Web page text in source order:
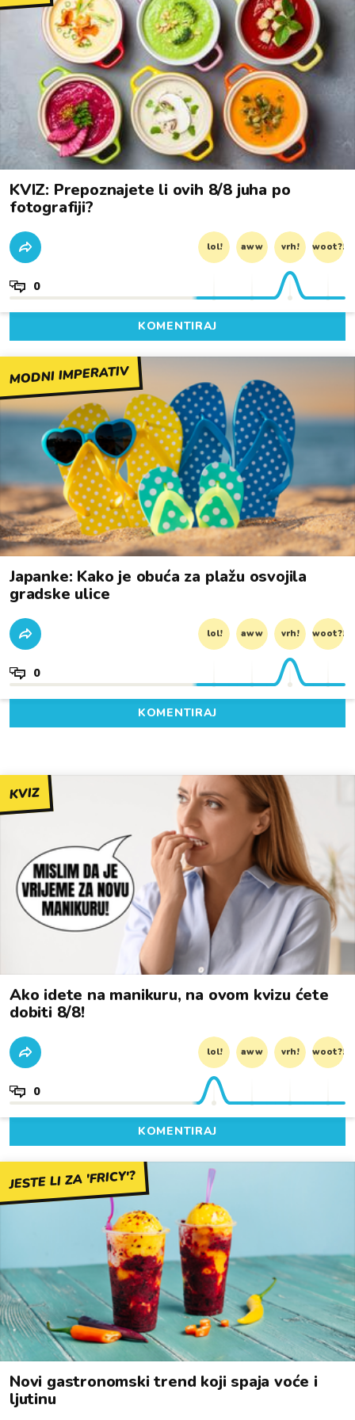
KVIZ: Prepoznajete li ovih 8/8 juha po
fotografiji?
lol! aww vrh! woot?!
0
KOMENTIRAJ
MODNI IMPERATIV
Japanke: Kako je obuća za plažu osvojila
gradske ulice
lol! aww vrh! woot?!
0
KOMENTIRAJ
KVIZ
Ako idete na manikuru, na ovom kvizu ćete
dobiti 8/8!
lol! aww vrh! woot?!
0
KOMENTIRAJ
JESTE LI ZA 'FRICY'?
Novi gastronomski trend koji spaja voće i
ljutinu